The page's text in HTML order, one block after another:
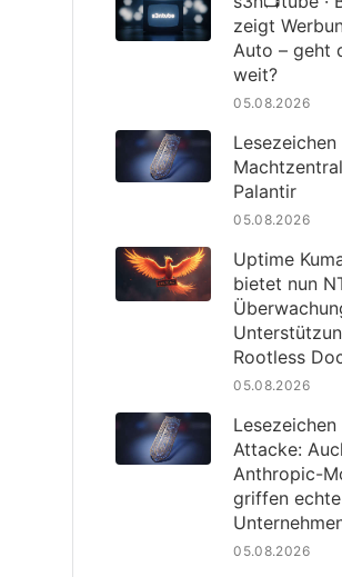
zeigt
Auto – geht
weit?
05.08.2026
Lesezeichen
Palantir
05.08.2026
Uptime
bietet nun
Rootless
05.08.2026
Lesezeichen
Attacke:
Anthropic-
griffen echte
05.08.2026